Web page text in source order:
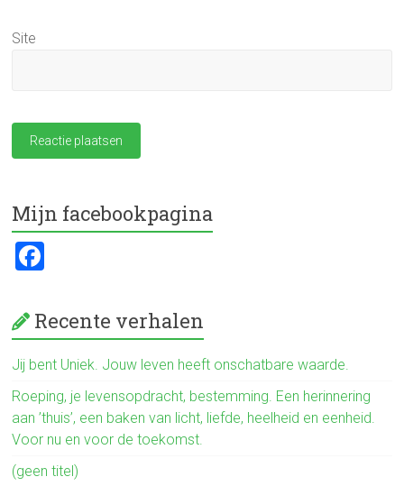
Site
Mijn facebookpagina
ce
b
o
ok
Recente verhalen
Jij bent Uniek. Jouw leven heeft onschatbare waarde.
Roeping, je levensopdracht, bestemming. Een herinnering
aan ’thuis’, een baken van licht, liefde, heelheid en eenheid.
Voor nu en voor de toekomst.
(geen titel)